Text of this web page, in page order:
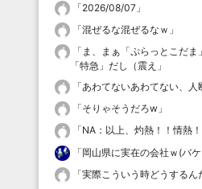
「2026/08/07 」
「混ぜるな混ぜるなｗ 」
「 ま、まぁ「ぷらっとこだ
「特急」だし（震え 」
「あわてないあわてない、人
「そりゃそうだろw 」
「NA：以上、灼熱！！情熱
「岡山県に実在の会社ｗ(バ
「実際こういう時どうするん